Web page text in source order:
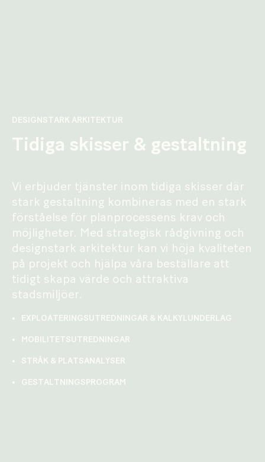
DESIGNSTARK ARKITEKTUR
Tidiga skisser & gestaltning
Vi erbjuder tjänster inom tidiga skisser där
stark gestaltning kombineras med en stark
förståelse för planprocessens krav och
möjligheter. Med strategisk rådgivning och
designstark arkitektur kan vi höja kvaliteten
på projekt och hjälpa våra beställare att
tidigt skapa värde och attraktiva
stadsmiljöer.
EXPLOATERINGSUTREDNINGAR & KALKYLUNDERLAG
MOBILITETSUTREDNINGAR
STRÅK & PLATSANALYSER
GESTALTNINGSPROGRAM